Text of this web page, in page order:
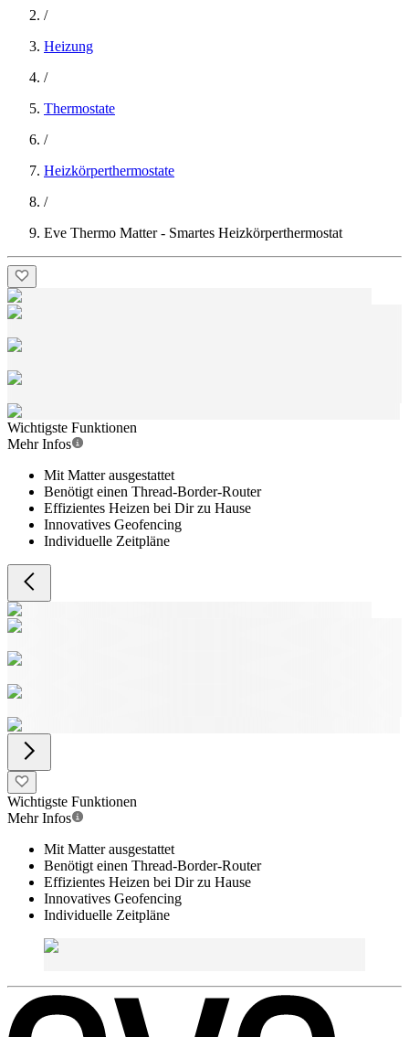
/
Heizung
/
Thermostate
/
Heizkörperthermostate
/
Eve Thermo Matter - Smartes Heizkörperthermostat
Wichtigste Funktionen
Mehr Infos
Mit Matter ausgestattet
Benötigt einen Thread-Border-Router
Effizientes Heizen bei Dir zu Hause
Innovatives Geofencing
Individuelle Zeitpläne
Wichtigste Funktionen
Mehr Infos
Mit Matter ausgestattet
Benötigt einen Thread-Border-Router
Effizientes Heizen bei Dir zu Hause
Innovatives Geofencing
Individuelle Zeitpläne